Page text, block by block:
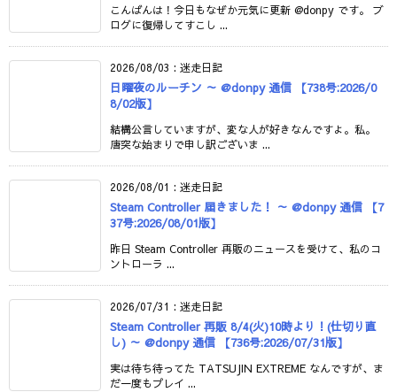
こんばんは！今日もなぜか元気に更新 @donpy です。 ブ
ログに復帰してすこし ...
2026/08/03 : 迷走日記
日曜夜のルーチン ～ @donpy 通信 【738号:2026/0
8/02版】
結構公言していますが、変な人が好きなんですよ。私。
唐突な始まりで申し訳ございま ...
2026/08/01 : 迷走日記
Steam Controller 届きました！ ～ @donpy 通信 【7
37号:2026/08/01版】
昨日 Steam Controller 再販のニュースを受けて、私のコ
ントローラ ...
2026/07/31 : 迷走日記
Steam Controller 再販 8/4(火)10時より！(仕切り直
し) ～ @donpy 通信 【736号:2026/07/31版】
実は待ち待ってた TATSUJIN EXTREME なんですが、ま
だ一度もプレイ ...